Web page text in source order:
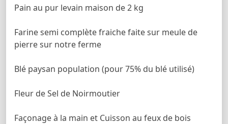
Pain au pur levain maison de 2 kg
Farine semi complète fraiche faite sur meule de
pierre sur notre ferme
Blé paysan population (pour 75% du blé utilisé)
Fleur de Sel de Noirmoutier
Façonage à la main et Cuisson au feux de bois